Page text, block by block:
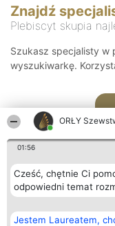
ORŁY
01:56
Cześć, chętnie Ci
odpowiedni temat
Jestem Laureatem,
Znajdź
Plebiscyt skupia
Szukasz specjalisty w
wyszukiwarkę.
Organizator plebiscytu
Bright Side Solutions sp. z o.